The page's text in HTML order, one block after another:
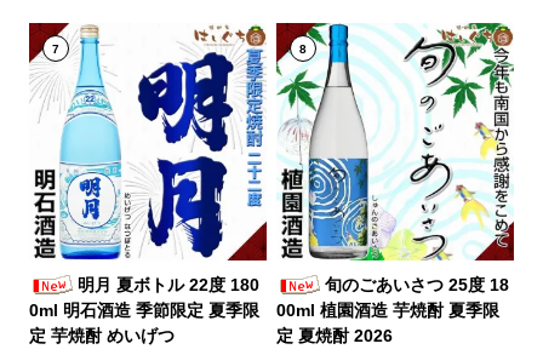
7
明月 夏ボトル 22度 180
0ml 明石酒造 季節限定 夏季限
定 芋焼酎 めいげつ
8
旬のごあいさつ 25度 18
00ml 植園酒造 芋焼酎 夏季限
定 夏焼酎 2026